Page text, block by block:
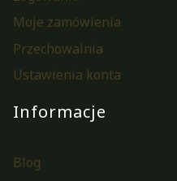
Moje zamówienia
Przechowalnia
Ustawienia konta
Informacje
Blog